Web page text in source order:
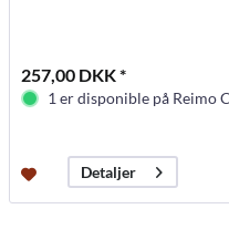
257,00 DKK *
1 er disponible på Reimo
Detaljer